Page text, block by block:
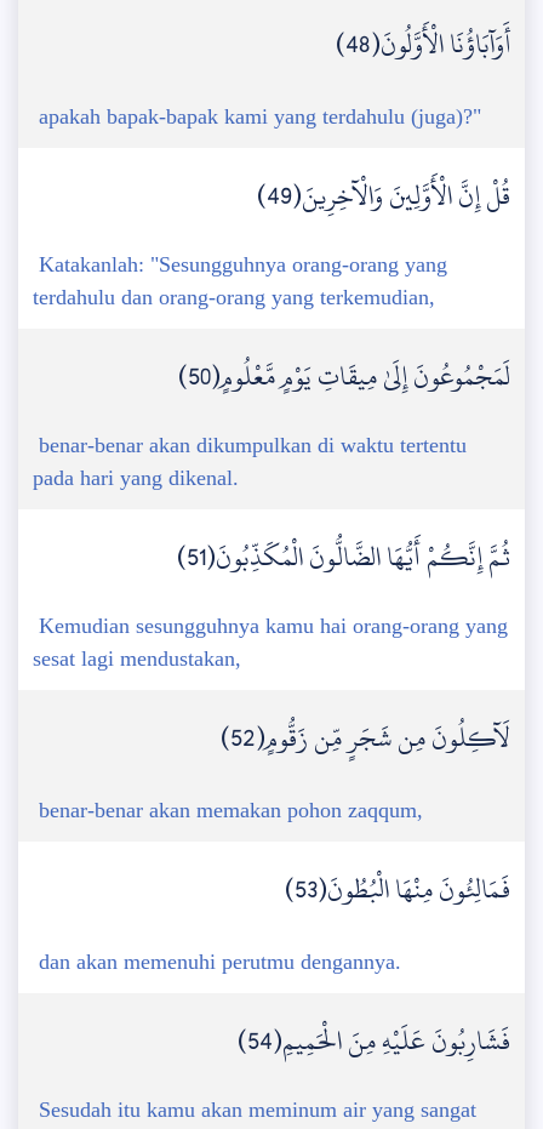
أَوَآبَاؤُنَا الْأَوَّلُونَ(48)
apakah bapak-bapak kami yang terdahulu (juga)?"
قُلْ إِنَّ الْأَوَّلِينَ وَالْآخِرِينَ(49)
Katakanlah: "Sesungguhnya orang-orang yang
terdahulu dan orang-orang yang terkemudian,
لَمَجْمُوعُونَ إِلَىٰ مِيقَاتِ يَوْمٍ مَّعْلُومٍ(50)
benar-benar akan dikumpulkan di waktu tertentu
pada hari yang dikenal.
ثُمَّ إِنَّكُمْ أَيُّهَا الضَّالُّونَ الْمُكَذِّبُونَ(51)
Kemudian sesungguhnya kamu hai orang-orang yang
sesat lagi mendustakan,
لَآكِلُونَ مِن شَجَرٍ مِّن زَقُّومٍ(52)
benar-benar akan memakan pohon zaqqum,
فَمَالِئُونَ مِنْهَا الْبُطُونَ(53)
dan akan memenuhi perutmu dengannya.
فَشَارِبُونَ عَلَيْهِ مِنَ الْحَمِيمِ(54)
Sesudah itu kamu akan meminum air yang sangat